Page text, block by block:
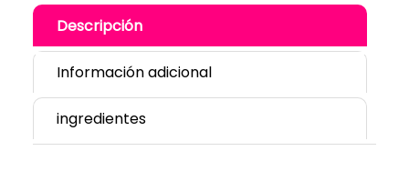
Descripción
Información adicional
ingredientes